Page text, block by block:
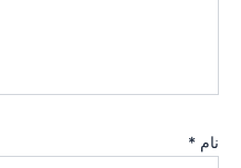
نام *